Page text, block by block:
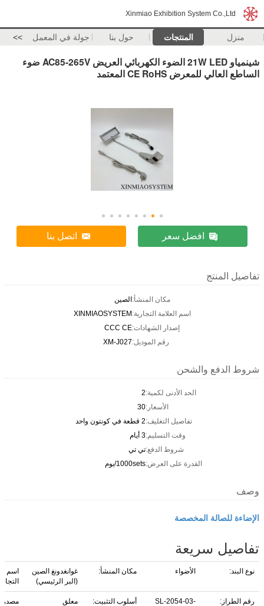
Xinmiao Exhibition System Co.,Ltd
منزل المنتجات حول بنا جولة في المعمل >>
شينمياو 21W LED الضوء الكهربائي العريض AC85-265V ضوء
الساطع العالي للمعرض CE RoHS المعتمد
افضل سعر اتصل بنا
تفاصيل المنتج
مكان المنشأ:الصين
اسم العلامة التجارية:XINMIAOSYSTEM
إصدار الشهادات:CCC CE
رقم الموديل:XM-J027
شروط الدفع والشحن
الحد الأدنى لكمية:2
الأسعار:30
تفاصيل التغليف:2 قطعة في كونتون واحد
وقت التسليم:3 أيام
شروط الدفع:تي تي
القدرة على العرض:1000sets/يوم
وصف
الإضاءة للصالة المخصصة
تفاصيل سريعة
نوع البند: الأضواء مكان المنشأ:
غوانغدونغ الصين
(البر الرئيسي)
اسم
رقم الطراز:
SL-2054-03-
أسلوب التثبيت: معلق مصدر